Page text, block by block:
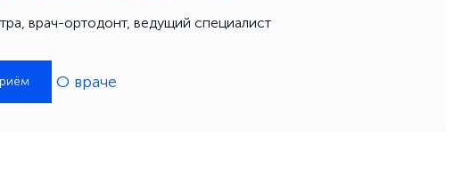
врач-ортодонт, ведущий специалист
О враче